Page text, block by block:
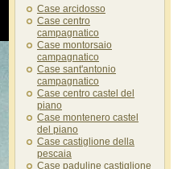
Case arcidosso
Case centro
campagnatico
Case montorsaio
campagnatico
Case sant'antonio
campagnatico
Case centro castel del
piano
Case montenero castel
del piano
Case castiglione della
pescaia
Case paduline castiglione